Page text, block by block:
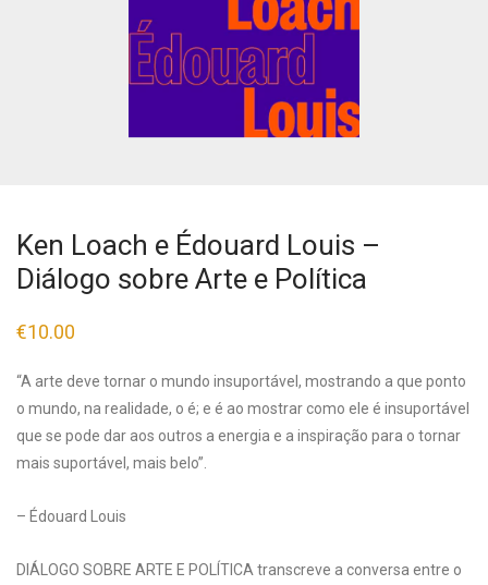
Ken Loach e Édouard Louis –
Diálogo sobre Arte e Política
€10.00
“A arte deve tornar o mundo insuportável, mostrando a que ponto
o mundo, na realidade, o é; e é ao mostrar como ele é insuportável
que se pode dar aos outros a energia e a inspiração para o tornar
mais suportável, mais belo”.
– Édouard Louis
DIÁLOGO SOBRE ARTE E POLÍTICA transcreve a conversa entre o